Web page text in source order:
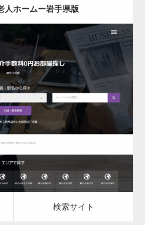
人ホームー岩手県版
： 2023.03.08
料老人ホーム
検索サイト